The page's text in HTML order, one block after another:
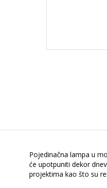
Pojedinačna lampa u
će upotpuniti dekor
projektima kao što su